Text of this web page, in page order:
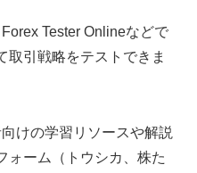
Forex Tester Onlineなどで
取引戦略をテストできま
けの学習リソースや解説
ォーム（トウシカ、株た